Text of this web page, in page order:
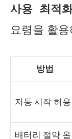
사용 최적
요령을 활
방법
자동 시작 허용
배터리 절약 옵